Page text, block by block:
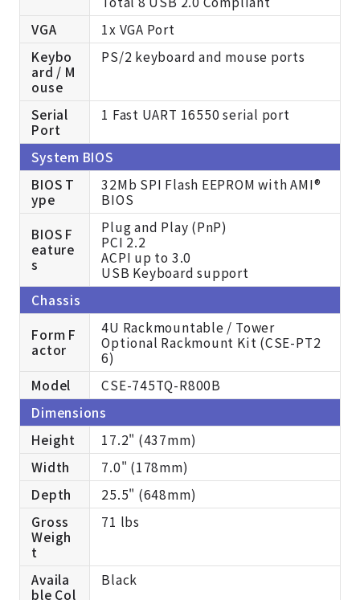
VGA
1x VGA Port
Keybo
ard / M
ouse
PS/2 keyboard and mouse ports
Serial
Port
1 Fast UART 16550 serial port
System BIOS
BIOS T
ype
32Mb SPI Flash EEPROM with AMI®
BIOS
BIOS F
eature
s
Plug and Play (PnP)
PCI 2.2
ACPI up to 3.0
USB Keyboard support
Chassis
Form F
actor
4U Rackmountable / Tower
Optional Rackmount Kit (CSE-PT2
6)
Model
CSE-745TQ-R800B
Dimensions
Height
17.2" (437mm)
Width
7.0" (178mm)
Depth
25.5" (648mm)
Gross
Weigh
t
71 lbs
Availa
ble Col
Black